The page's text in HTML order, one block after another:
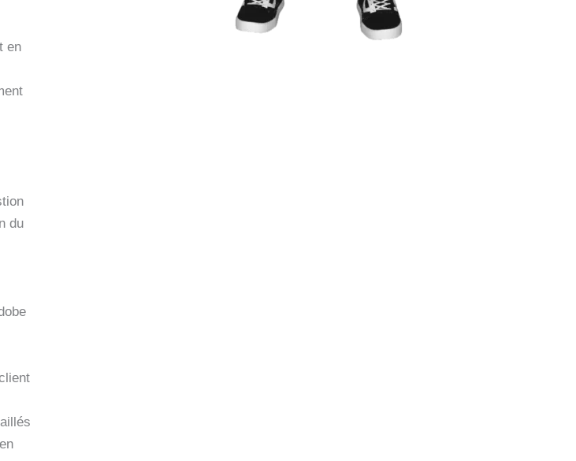
en
du